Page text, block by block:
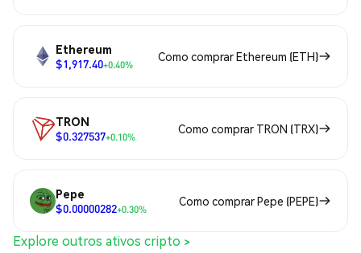
Ethereum
$1,917.40+0.40%
Como comprar Ethereum (ETH)
TRON
$0.327537+0.10%
Como comprar TRON (TRX)
Pepe
$0.00000282+0.30%
Como comprar Pepe (PEPE)
Explore outros ativos cripto >